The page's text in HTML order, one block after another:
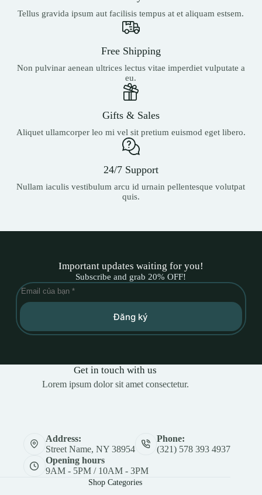
Tellus gravida ipsum aut facilisis tempus at et aliquam estsem.
Free Shipping
Non pulvinar aenean ultrices lectus vitae imperdiet vulputate a
eu.
Gifts & Sales
Aliquet ullamcorper leo mi vel sit pretium euismod eget libero.
24/7 Support
Nullam iaculis vestibulum arcu id urnain pellentesque volutpat
quis.
Important updates waiting for you!
Subscribe and grab 20% OFF!
Đăng ký
Get in touch with us
Lorem ipsum dolor sit amet consectetur.
Address:
Street Name, NY 38954
Phone:
(321) 578 393 4937
Opening hours
9AM - 5PM / 10AM - 3PM
Shop Categories